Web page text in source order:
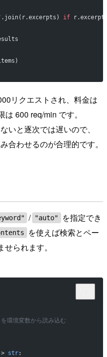
.join(r.excerpts) if
リクエストされ、料金は
600 req/min です。
いと逐次では遅いので、
合わせるのが合理的です。
/ "auto"
を指定でき
を使えば検索とペー
られます。
環境変数から読み込む
str: